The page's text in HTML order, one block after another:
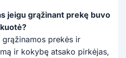
jeigu grąžinant prekę buvo
grąžinamos prekės ir
ir kokybę atsako pirkėjas,